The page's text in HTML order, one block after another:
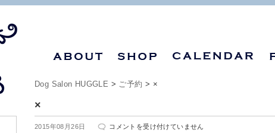
Dog Salon HUGGLE > ご予約 > ×
×
2015年08月26日
×コメントを受け付けていません